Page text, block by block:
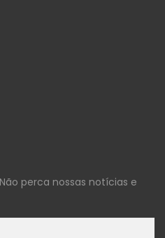
perca nossas notícias e